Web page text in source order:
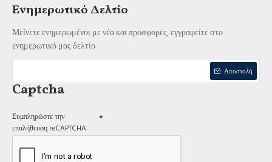
Ενημερωτικό Δελτίο
Μείνετε ενημερωμένοι με νέα και προσφορές, εγγραφείτε στο
ενημερωτικό μας δελτίο
Αποστολή
Captcha
Συμπληρώστε την
επαλήθευση reCAPTCHA